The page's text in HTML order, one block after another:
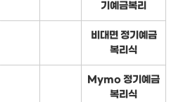
기예금복리
비대면 정기예금
복리식
Mymo 정기예금
복리식